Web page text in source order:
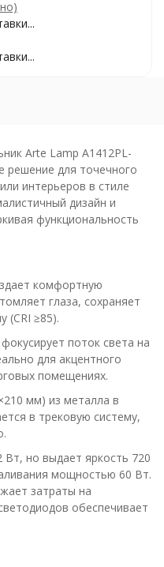
Arte Lamp A1412PL-
решение для точечного
интерьеров в стиле
дизайн и
функциональность
комфортную
глаза, сохраняет
(CRI ≥85).
фокусирует поток света на
для акцентного
помещениях.
мм) из металла в
в трековую систему,
Вт, но выдает яркость 720
мощностью 60 Вт.
затраты на
обеспечивает